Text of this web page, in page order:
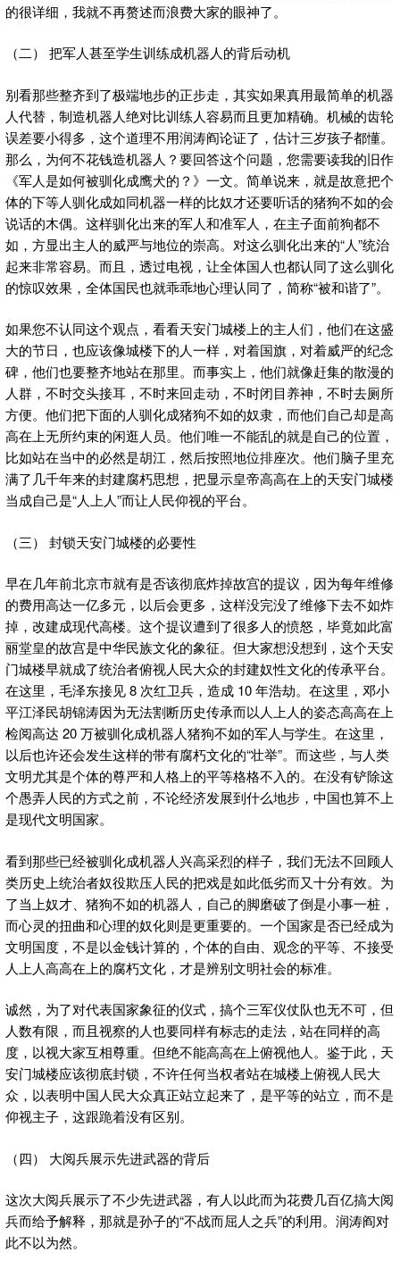
的很详细，我就不再赘述而浪费大家的眼神了。
（二） 把军人甚至学生训练成机器人的背后动机
别看那些整齐到了极端地步的正步走，其实如果真用最简单的机器
人代替，制造机器人绝对比训练人容易而且更加精确。机械的齿轮
误差要小得多，这个道理不用润涛阎论证了，估计三岁孩子都懂。
那么，为何不花钱造机器人？要回答这个问题，您需要读我的旧作
《军人是如何被驯化成鹰犬的？》一文。简单说来，就是故意把个
体的下等人驯化成如同机器一样的比奴才还要听话的猪狗不如的会
说话的木偶。这样驯化出来的军人和准军人，在主子面前狗都不
如，方显出主人的威严与地位的崇高。对这么驯化出来的“人”统治
起来非常容易。而且，透过电视，让全体国人也都认同了这么驯化
的惊叹效果，全体国民也就乖乖地心理认同了，简称“被和谐了”。
如果您不认同这个观点，看看天安门城楼上的主人们，他们在这盛
大的节日，也应该像城楼下的人一样，对着国旗，对着威严的纪念
碑，他们也要整齐地站在那里。而事实上，他们就像赶集的散漫的
人群，不时交头接耳，不时来回走动，不时闭目养神，不时去厕所
方便。他们把下面的人驯化成猪狗不如的奴隶，而他们自己却是高
高在上无所约束的闲逛人员。他们唯一不能乱的就是自己的位置，
比如站在当中的必然是胡江，然后按照地位排座次。他们脑子里充
满了几千年来的封建腐朽思想，把显示皇帝高高在上的天安门城楼
当成自己是“人上人”而让人民仰视的平台。
（三） 封锁天安门城楼的必要性
早在几年前北京市就有是否该彻底炸掉故宫的提议，因为每年维修
的费用高达一亿多元，以后会更多，这样没完没了维修下去不如炸
掉，改建成现代高楼。这个提议遭到了很多人的愤怒，毕竟如此富
丽堂皇的故宫是中华民族文化的象征。但大家想没想到，这个天安
门城楼早就成了统治者俯视人民大众的封建奴性文化的传承平台。
在这里，毛泽东接见 8 次红卫兵，造成 10 年浩劫。在这里，邓小
平江泽民胡锦涛因为无法割断历史传承而以人上人的姿态高高在上
检阅高达 20 万被驯化成机器人猪狗不如的军人与学生。在这里，
以后也许还会发生这样的带有腐朽文化的“壮举”。而这些，与人类
文明尤其是个体的尊严和人格上的平等格格不入的。在没有铲除这
个愚弄人民的方式之前，不论经济发展到什么地步，中国也算不上
是现代文明国家。
看到那些已经被驯化成机器人兴高采烈的样子，我们无法不回顾人
类历史上统治者奴役欺压人民的把戏是如此低劣而又十分有效。为
了当上奴才、猪狗不如的机器人，自己的脚磨破了倒是小事一桩，
而心灵的扭曲和心理的奴化则是更重要的。一个国家是否已经成为
文明国度，不是以金钱计算的，个体的自由、观念的平等、不接受
人上人高高在上的腐朽文化，才是辨别文明社会的标准。
诚然，为了对代表国家象征的仪式，搞个三军仪仗队也无不可，但
人数有限，而且视察的人也要同样有标志的走法，站在同样的高
度，以视大家互相尊重。但绝不能高高在上俯视他人。鉴于此，天
安门城楼应该彻底封锁，不许任何当权者站在城楼上俯视人民大
众，以表明中国人民大众真正站立起来了，是平等的站立，而不是
仰视主子，这跟跪着没有区别。
（四） 大阅兵展示先进武器的背后
这次大阅兵展示了不少先进武器，有人以此而为花费几百亿搞大阅
兵而给予解释，那就是孙子的“不战而屈人之兵”的利用。润涛阎对
此不以为然。